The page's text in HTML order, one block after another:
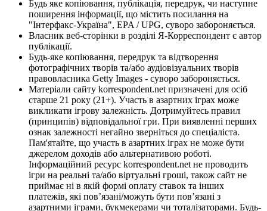
Будь яке копіювання, публікація, передрук, чи наступне
поширення інформації, що містить посилання на
"Інтерфакс-Україна", EPA / UPG, суворо забороняється.
Власник веб-сторінки в розділі Я-Корреспондент є автор
публікації.
Будь-яке копіювання, передрук та відтворення
фотографічних творів та/або аудіовізуальних творів
правовласника Getty Images - суворо забороняється.
Матеріали сайту korrespondent.net призначені для осіб
старше 21 року (21+). Участь в азартних іграх може
викликати ігрову залежність. Дотримуйтесь правил
(принципів) відповідальної гри. При виявленні перших
ознак залежності негайно зверніться до спеціаліста.
Пам'ятайте, що участь в азартних іграх не може бути
джерелом доходів або альтернативою роботі.
Інформаційний ресурс korrespondent.net не проводить
ігри на реальні та/або віртуальні гроші, також сайт не
приймає ні в якій формі оплату ставок та інших
платежів, які пов’язані/можуть бути пов’язані з
азартними іграми, букмекерами чи тоталізаторами. Будь-